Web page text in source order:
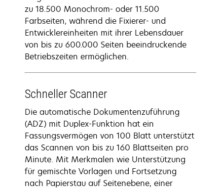
zu 18.500 Monochrom- oder 11.500
Farbseiten, während die Fixierer- und
Entwicklereinheiten mit ihrer Lebensdauer
von bis zu 600.000 Seiten beeindruckende
Betriebszeiten ermöglichen.
Schneller Scanner
Die automatische Dokumentenzuführung
(ADZ) mit Duplex-Funktion hat ein
Fassungsvermögen von 100 Blatt unterstützt
das Scannen von bis zu 160 Blattseiten pro
Minute. Mit Merkmalen wie Unterstützung
für gemischte Vorlagen und Fortsetzung
nach Papierstau auf Seitenebene, einer